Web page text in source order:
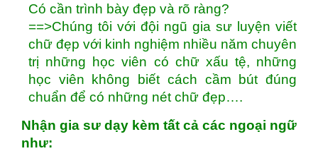
Có cần trình bày đẹp và rõ ràng?
==>Chúng tôi với đội ngũ gia sư luyện viết
chữ đẹp với kinh nghiệm nhiều năm chuyên
trị những học viên có chữ xấu tệ, những
học viên không biết cách cầm bút đúng
chuẩn để có những nét chữ đẹp….
Nhận gia sư dạy kèm tất cả các ngoại ngữ
như: